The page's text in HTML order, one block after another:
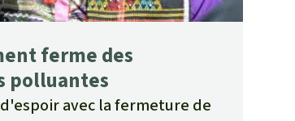
ferme des
polluantes
avec la fermeture de